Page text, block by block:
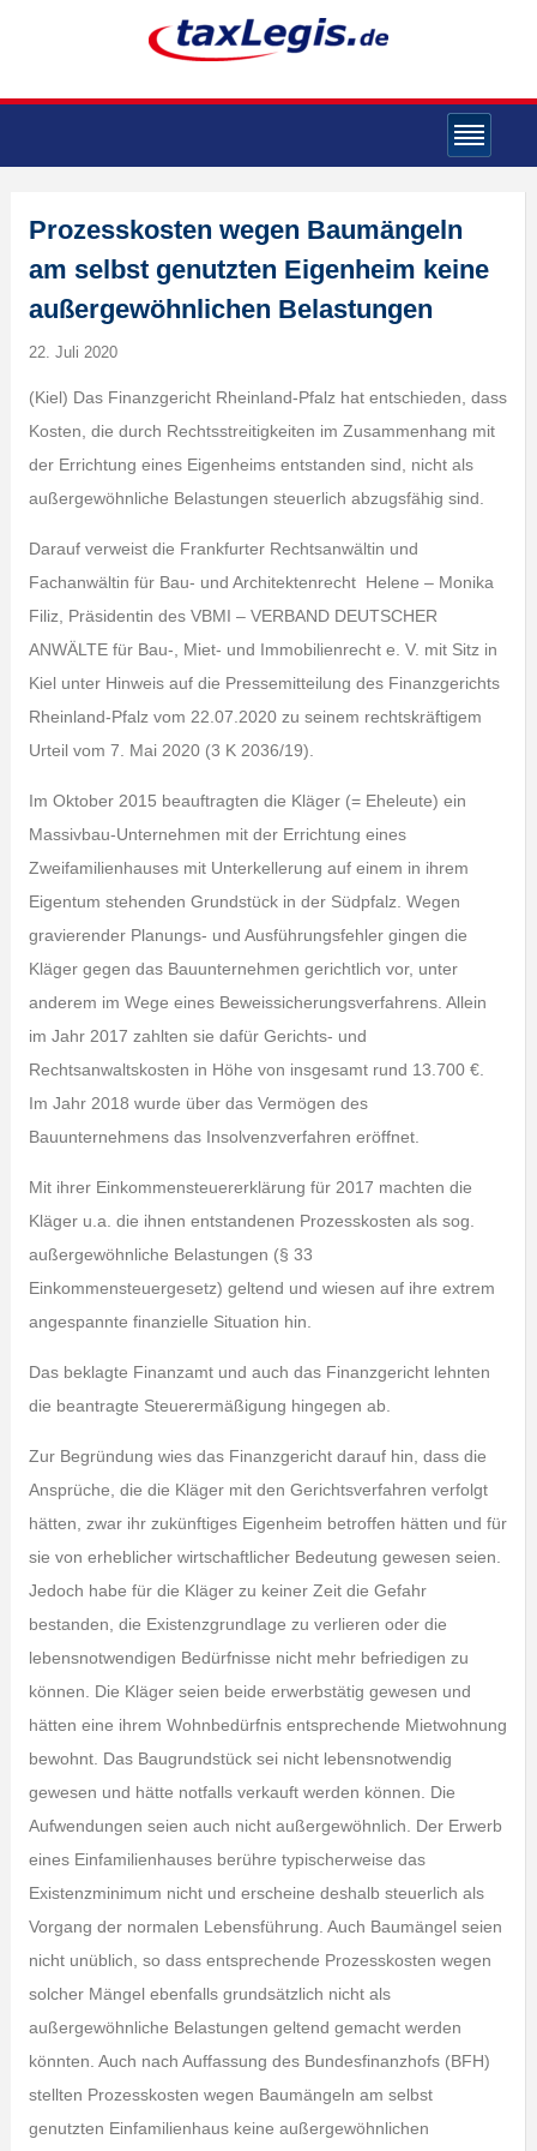
Prozesskosten wegen Baumängeln
am selbst genutzten Eigenheim keine
außergewöhnlichen Belastungen
22. Juli 2020
(Kiel) Das Finanzgericht Rheinland-Pfalz hat entschieden, dass
Kosten, die durch Rechtsstreitigkeiten im Zusammenhang mit
der Errichtung eines Eigenheims entstanden sind, nicht als
außergewöhnliche Belastungen steuerlich abzugsfähig sind.
Darauf verweist die Frankfurter Rechtsanwältin und
Fachanwältin für Bau- und Architektenrecht Helene – Monika
Filiz, Präsidentin des VBMI – VERBAND DEUTSCHER
ANWÄLTE für Bau-, Miet- und Immobilienrecht e. V. mit Sitz in
Kiel unter Hinweis auf die Pressemitteilung des Finanzgerichts
Rheinland-Pfalz vom 22.07.2020 zu seinem rechtskräftigem
Urteil vom 7. Mai 2020 (3 K 2036/19).
Im Oktober 2015 beauftragten die Kläger (= Eheleute) ein
Massivbau-Unternehmen mit der Errichtung eines
Zweifamilienhauses mit Unterkellerung auf einem in ihrem
Eigentum stehenden Grundstück in der Südpfalz. Wegen
gravierender Planungs- und Ausführungsfehler gingen die
Kläger gegen das Bauunternehmen gerichtlich vor, unter
anderem im Wege eines Beweissicherungsverfahrens. Allein
im Jahr 2017 zahlten sie dafür Gerichts- und
Rechtsanwaltskosten in Höhe von insgesamt rund 13.700 €.
Im Jahr 2018 wurde über das Vermögen des
Bauunternehmens das Insolvenzverfahren eröffnet.
Mit ihrer Einkommensteuererklärung für 2017 machten die
Kläger u.a. die ihnen entstandenen Prozesskosten als sog.
außergewöhnliche Belastungen (§ 33
Einkommensteuergesetz) geltend und wiesen auf ihre extrem
angespannte finanzielle Situation hin.
Das beklagte Finanzamt und auch das Finanzgericht lehnten
die beantragte Steuerermäßigung hingegen ab.
Zur Begründung wies das Finanzgericht darauf hin, dass die
Ansprüche, die die Kläger mit den Gerichtsverfahren verfolgt
hätten, zwar ihr zukünftiges Eigenheim betroffen hätten und für
sie von erheblicher wirtschaftlicher Bedeutung gewesen seien.
Jedoch habe für die Kläger zu keiner Zeit die Gefahr
bestanden, die Existenzgrundlage zu verlieren oder die
lebensnotwendigen Bedürfnisse nicht mehr befriedigen zu
können. Die Kläger seien beide erwerbstätig gewesen und
hätten eine ihrem Wohnbedürfnis entsprechende Mietwohnung
bewohnt. Das Baugrundstück sei nicht lebensnotwendig
gewesen und hätte notfalls verkauft werden können. Die
Aufwendungen seien auch nicht außergewöhnlich. Der Erwerb
eines Einfamilienhauses berühre typischerweise das
Existenzminimum nicht und erscheine deshalb steuerlich als
Vorgang der normalen Lebensführung. Auch Baumängel seien
nicht unüblich, so dass entsprechende Prozesskosten wegen
solcher Mängel ebenfalls grundsätzlich nicht als
außergewöhnliche Belastungen geltend gemacht werden
könnten. Auch nach Auffassung des Bundesfinanzhofs (BFH)
stellten Prozesskosten wegen Baumängeln am selbst
genutzten Einfamilienhaus keine außergewöhnlichen